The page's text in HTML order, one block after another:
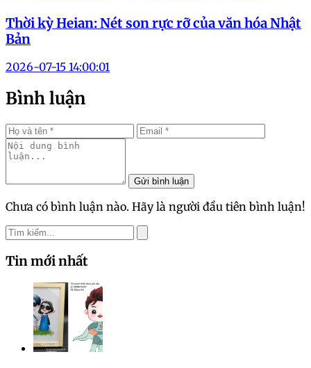
Thời kỳ Heian: Nét son rực rỡ của văn hóa Nhật
Bản
2026-07-15 14:00:01
Bình luận
Gửi bình luận
Chưa có bình luận nào. Hãy là người đầu tiên bình luận!
Tin mới nhất